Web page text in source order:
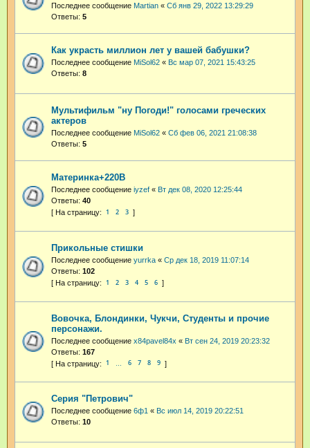
Последнее сообщение Martian « Сб янв 29, 2022 13:29:29
Ответы: 5
Как украсть миллион лет у вашей бабушки?
Последнее сообщение MiSol62 « Вс мар 07, 2021 15:43:25
Ответы: 8
Мультифильм "ну Погоди!" голосами греческих
актеров
Последнее сообщение MiSol62 « Сб фев 06, 2021 21:08:38
Ответы: 5
Материнка+220В
Последнее сообщение iyzef « Вт дек 08, 2020 12:25:44
Ответы: 40
1 2 3
Прикольные стишки
Последнее сообщение yurrka « Ср дек 18, 2019 11:07:14
Ответы: 102
1 2 3 4 5 6
Вовочка, Блондинки, Чукчи, Студенты и прочие
персонажи.
Последнее сообщение x84pavel84x « Вт сен 24, 2019 20:23:32
Ответы: 167
1 6 7 8 9
Серия "Петрович"
Последнее сообщение 6ф1 « Вс июл 14, 2019 20:22:51
Ответы: 10